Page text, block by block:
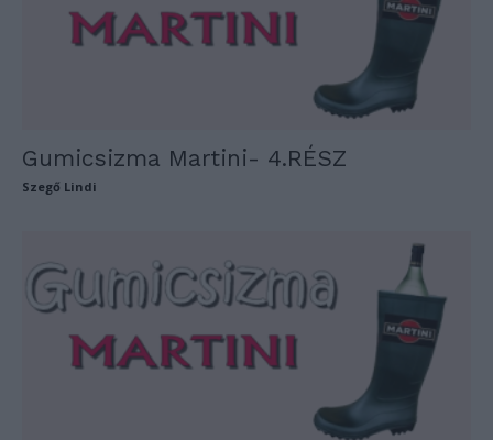
Gumicsizma Martini- 4.RÉSZ
Szegő Lindi